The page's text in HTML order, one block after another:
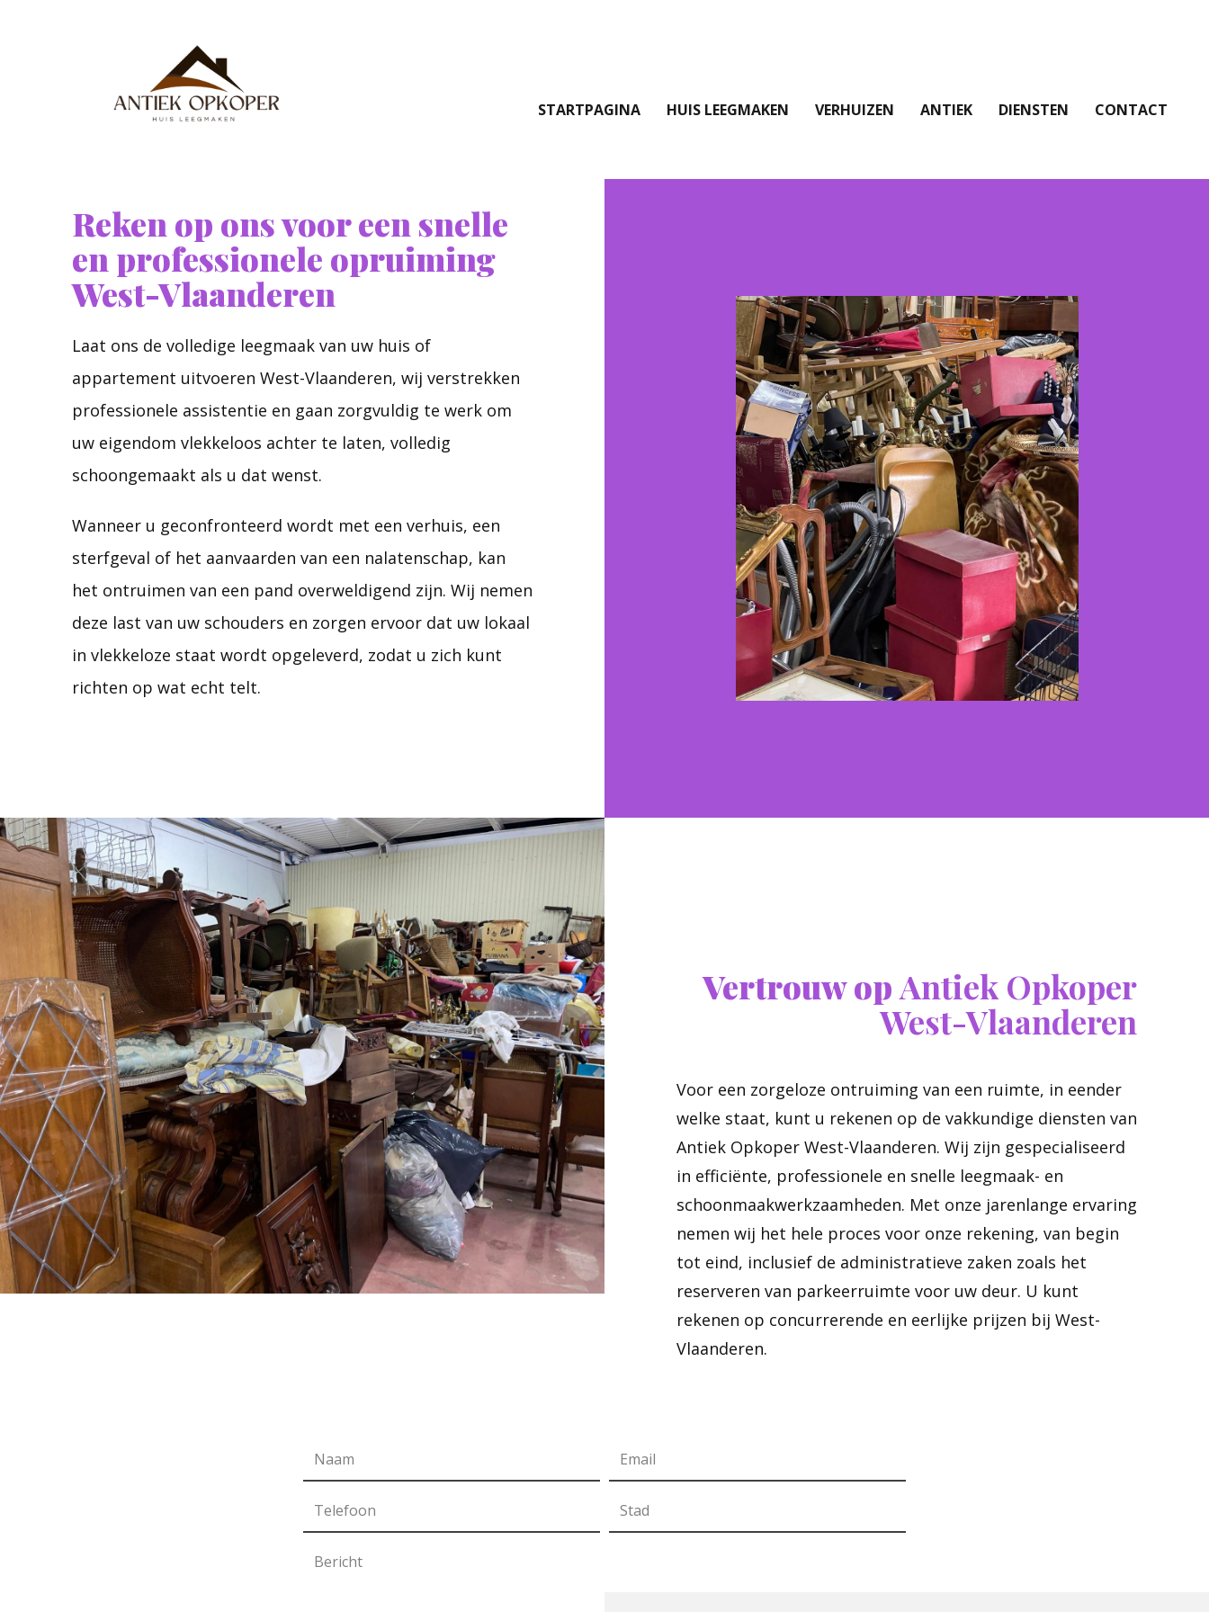
STARTPAGINA HUIS LEEGMAKEN VERHUIZEN ANTIEK DIENSTEN CONTACT
Reken op ons voor een snelle
en professionele opruiming
West-Vlaanderen
Laat ons de volledige leegmaak van uw huis of
appartement uitvoeren West-Vlaanderen, wij verstrekken
professionele assistentie en gaan zorgvuldig te werk om
uw eigendom vlekkeloos achter te laten, volledig
schoongemaakt als u dat wenst.
Wanneer u geconfronteerd wordt met een verhuis, een
sterfgeval of het aanvaarden van een nalatenschap, kan
het ontruimen van een pand overweldigend zijn. Wij nemen
deze last van uw schouders en zorgen ervoor dat uw lokaal
in vlekkeloze staat wordt opgeleverd, zodat u zich kunt
richten op wat echt telt.
Vertrouw opAntiek Opkoper
West-Vlaanderen
Voor een zorgeloze ontruiming van een ruimte, in eender
welke staat, kunt u rekenen op de vakkundige diensten van
Antiek Opkoper West-Vlaanderen. Wij zijn gespecialiseerd
in efficiënte, professionele en snelle leegmaak- en
schoonmaakwerkzaamheden. Met onze jarenlange ervaring
nemen wij het hele proces voor onze rekening, van begin
tot eind, inclusief de administratieve zaken zoals het
reserveren van parkeerruimte voor uw deur. U kunt
rekenen op concurrerende en eerlijke prijzen bij West-
Vlaanderen.